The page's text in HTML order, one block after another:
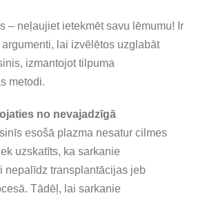
– neļaujiet ietekmēt savu lēmumu! Ir
lai izvēlētos uzglabāt
izmantojot tilpuma
metodi.
no nevajadzīgā
esošā plazma nesatur cilmes
uzskatīts, ka sarkanie
nepalīdz transplantācijas jeb
Tādēļ, lai sarkanie